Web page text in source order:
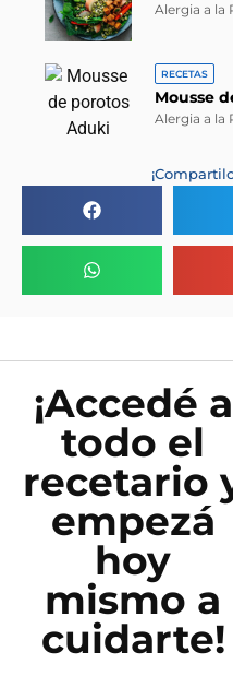
Alergia a la
RECETAS
Mousse
Alergia a la
¡Accedé a
todo el
recetario
empezá
hoy
mismo a
cuidarte!